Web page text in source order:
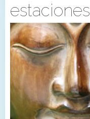
estaciones